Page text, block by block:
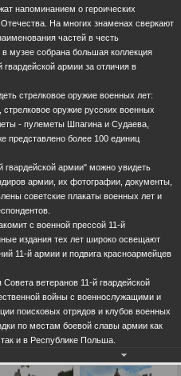
напоминанием о героических
На многих знаменах сверкают
частей в честь
музее собрана большая коллекция
армии за отличия в
стрелковое оружие военных лет:
оружие русских военных
- пулеметы Шпагина и Судаева,
представлено более 100 единиц
гвардейской армии" можно увидеть
армии, их фотографии, документы,
советские плакаты военных лет и
с военной прессой 11-й
издания тех лет широко освещают
11-й армии и подвига красноармейцев
ветеранов 11-й гвардейской
войны с военнослужащими и
поисковых отрядов и клубов военных
по местам боевой славы армии как
и в Республике Польша.